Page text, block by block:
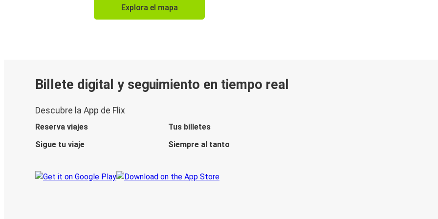
Explora el mapa
Billete digital y seguimiento en tiempo real
Descubre la App de Flix
Reserva viajes
Tus billetes
Sigue tu viaje
Siempre al tanto